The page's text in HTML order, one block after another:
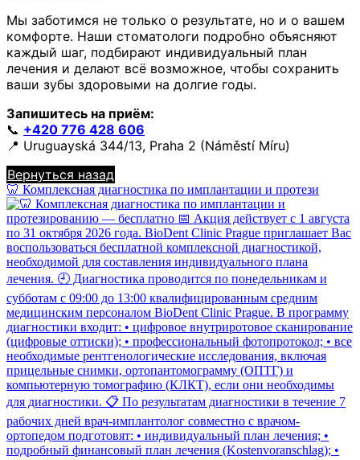
Мы заботимся не только о результате, но и о вашем
комфорте. Наши стоматологи подробно объясняют
каждый шаг, подбирают индивидуальный план
лечения и делают всё возможное, чтобы сохранить
ваши зубы здоровыми на долгие годы.
Запишитесь на приём:
📞 +420 776 428 606
📍 Uruguayská 344/13, Praha 2 (Náměstí Míru)
Вернуться назад
🦷 Комплексная диагностика по имплантации и протези